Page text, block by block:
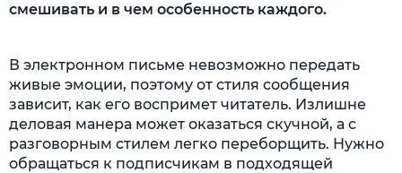
смешивать и в чем особенность каждого.
В электронном письме невозможно передать
живые эмоции, поэтому от стиля сообщения
зависит, как его воспримет читатель. Излишне
деловая манера может оказаться скучной, а с
разговорным стилем легко переборщить. Нужно
обращаться к подписчикам в подходящей